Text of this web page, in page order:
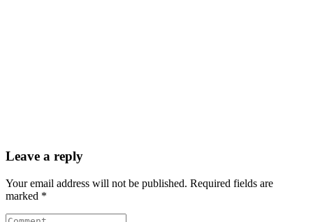
Leave a reply
Your email address will not be published. Required fields are
marked *